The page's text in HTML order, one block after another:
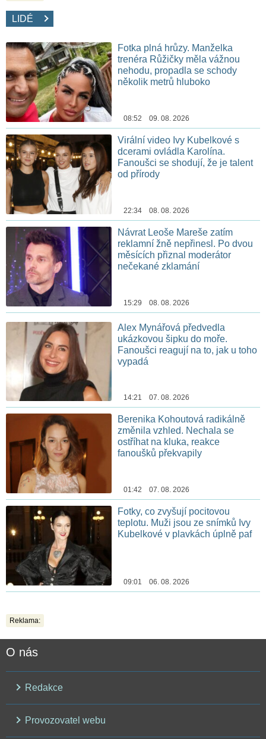
LIDÉ
Fotka plná hrůzy. Manželka
trenéra Růžičky měla vážnou
nehodu, propadla se schody
několik metrů hluboko
08:52 09. 08. 2026
Virální video Ivy Kubelkové s
dcerami ovládla Karolína.
Fanoušci se shodují, že je talent
od přírody
22:34 08. 08. 2026
Návrat Leoše Mareše zatím
reklamní žně nepřinesl. Po dvou
měsících přiznal moderátor
nečekané zklamání
15:29 08. 08. 2026
Alex Mynářová předvedla
ukázkovou šipku do moře.
Fanoušci reagují na to, jak u toho
vypadá
14:21 07. 08. 2026
Berenika Kohoutová radikálně
změnila vzhled. Nechala se
ostříhat na kluka, reakce
fanoušků překvapily
01:42 07. 08. 2026
Fotky, co zvyšují pocitovou
teplotu. Muži jsou ze snímků Ivy
Kubelkové v plavkách úplně paf
09:01 06. 08. 2026
Reklama:
O nás
Redakce
Provozovatel webu